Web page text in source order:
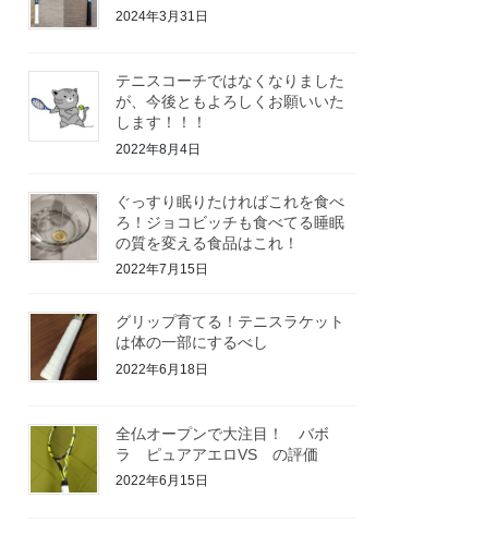
2024年3月31日
テニスコーチではなくなりました
が、今後ともよろしくお願いいた
します！！！
2022年8月4日
ぐっすり眠りたければこれを食べ
ろ！ジョコビッチも食べてる睡眠
の質を変える食品はこれ！
2022年7月15日
グリップ育てる！テニスラケット
は体の一部にするべし
2022年6月18日
全仏オープンで大注目！ バボ
ラ ピュアアエロVS の評価
2022年6月15日